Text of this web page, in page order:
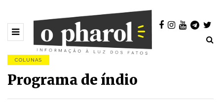
COLUNAS
Programa de índio